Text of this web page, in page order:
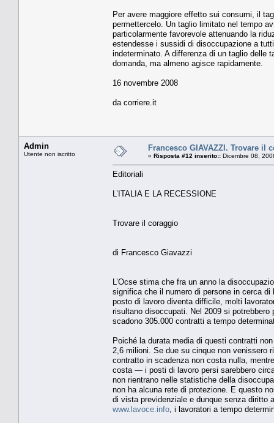
Per avere maggiore effetto sui consumi, il
permettercelo. Un taglio limitato nel tempo
particolarmente favorevole attenuando la
estendesse i sussidi di disoccupazione a
indeterminato. A differenza di un taglio delle
domanda, ma almeno agisce rapidamente.
16 novembre 2008
da corriere.it
Admin
Utente non iscritto
Francesco GIAVAZZI. Trovare il
« Risposta #12 inserito:: Dicembre 08,
Editoriali
L’ITALIA E LA RECESSIONE
Trovare il coraggio
di Francesco Giavazzi
L’Ocse stima che fra un anno la
significa che il numero di persone in cerca
posto di lavoro diventa difficile, molti
risultano disoccupati. Nel 2009 si
scadono 305.000 contratti a tempo
Poiché la durata media di questi contratti
2,6 milioni. Se due su cinque non venissero
contratto in scadenza non costa nulla,
costa — i posti di lavoro persi sarebbero
non rientrano nelle statistiche della
non ha alcuna rete di protezione. E questo
di vista previdenziale e dunque senza diritto
www.lavoce.info , i lavoratori a tempo